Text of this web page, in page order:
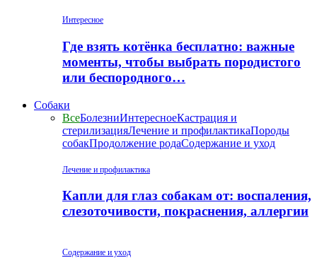
Интересное
Где взять котёнка бесплатно: важные
моменты, чтобы выбрать породистого
или беспородного…
Собаки
ВсеБолезниИнтересноеКастрация и
стерилизацияЛечение и профилактикаПороды
собакПродолжение родаСодержание и уход
Лечение и профилактика
Капли для глаз собакам от: воспаления,
слезоточивости, покраснения, аллергии
Содержание и уход